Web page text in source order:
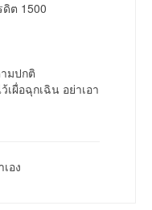
ต 1500
มปกติ
เผื่อฉุกเฉิน อย่าเอา
อง